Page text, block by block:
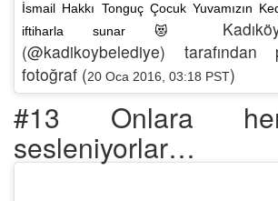
İsmail Hakkı Tonguç Çocuk Yuvamızın
iftiharla sunar 😻
(@kadikoybelediye) tarafından
fotoğraf (20 Oca 2016, 03:18 PST)
#13 Onlara
sesleniyorlar…